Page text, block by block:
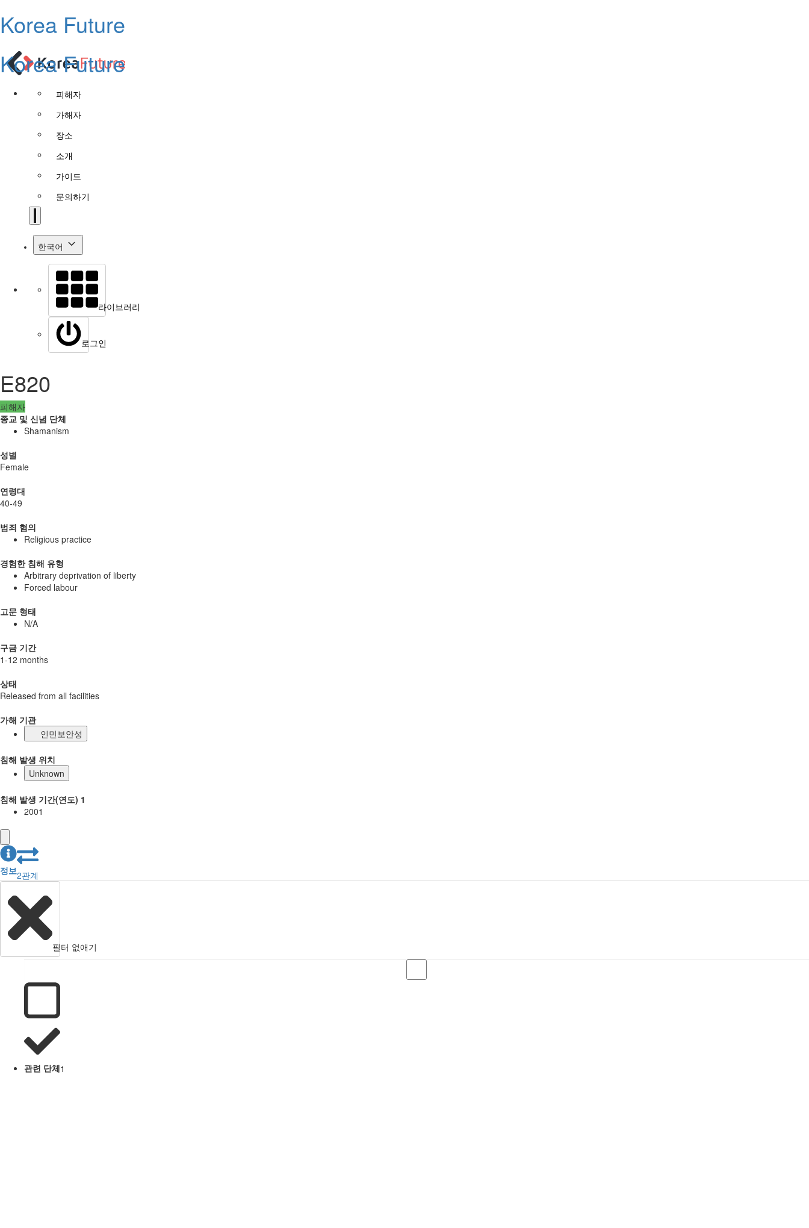
Korea Future
Korea Future
피해자
가해자
장소
소개
가이드
문의하기
한국어
라이브러리
로그인
E820
피해자
종교 및 신념 단체
Shamanism
성별
Female
연령대
40-49
범죄 혐의
Religious practice
경험한 침해 유형
Arbitrary deprivation of liberty
Forced labour
고문 형태
N/A
구금 기간
1-12 months
상태
Released from all facilities
가해 기관
인민보안성
침해 발생 위치
Unknown
침해 발생 기간(연도) 1
2001
정보2관계
필터 없애기
관련 단체1